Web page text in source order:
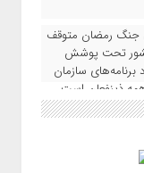
جنگ رمضان متوقف
کشور تحت پوشش
سازمان
ذینفعان است